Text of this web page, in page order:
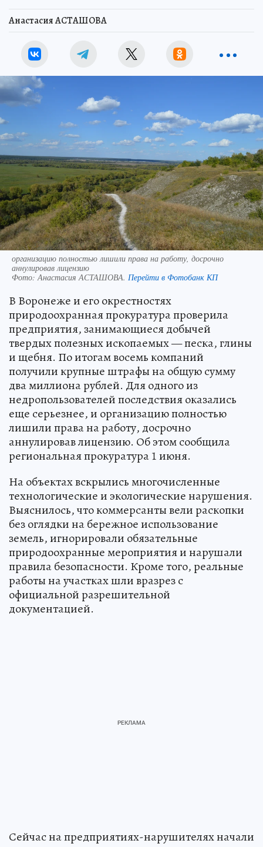
Анастасия АСТАШОВА
организацию полностью лишили права на работу, досрочно
аннулировав лицензию
Фото: Анастасия АСТАШОВА. Перейти в Фотобанк КП
В Воронеже и его окрестностях
природоохранная прокуратура проверила
предприятия, занимающиеся добычей
твердых полезных ископаемых — песка, глины
и щебня. По итогам восемь компаний
получили крупные штрафы на общую сумму
два миллиона рублей. Для одного из
недропользователей последствия оказались
еще серьезнее, и организацию полностью
лишили права на работу, досрочно
аннулировав лицензию. Об этом сообщила
региональная прокуратура 1 июня.
На объектах вскрылись многочисленные
технологические и экологические нарушения.
Выяснилось, что коммерсанты вели раскопки
без оглядки на бережное использование
земель, игнорировали обязательные
природоохранные мероприятия и нарушали
правила безопасности. Кроме того, реальные
работы на участках шли вразрез с
официальной разрешительной
документацией.
Сейчас на предприятиях-нарушителях начали